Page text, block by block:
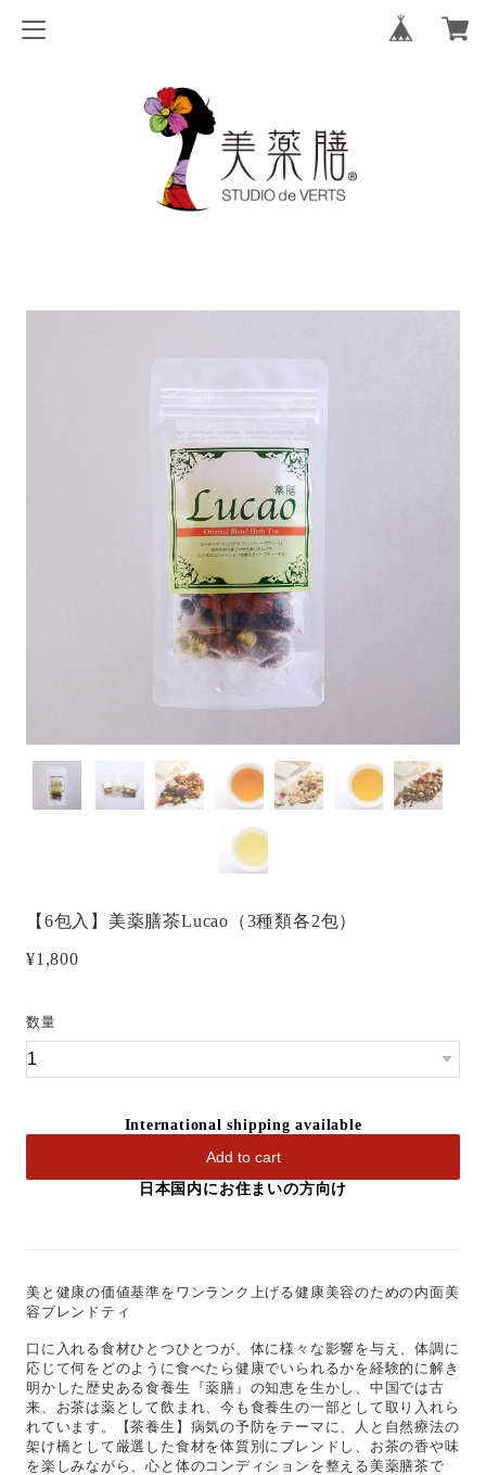
【6包入】美薬膳茶Lucao（3種類各2包）
¥1,800
数量
International shipping available
Add to cart
日本国内にお住まいの方向け
美と健康の価値基準をワンランク上げる健康美容のための内面美
容ブレンドティ
口に入れる食材ひとつひとつが、体に様々な影響を与え、体調に
応じて何をどのように食べたら健康でいられるかを経験的に解き
明かした歴史ある食養生『薬膳』の知恵を生かし、中国では古
来、お茶は薬として飲まれ、今も食養生の一部として取り入れら
れています。【茶養生】病気の予防をテーマに、人と自然療法の
架け橋として厳選した食材を体質別にブレンドし、お茶の香や味
を楽しみながら、心と体のコンディションを整える美薬膳茶で